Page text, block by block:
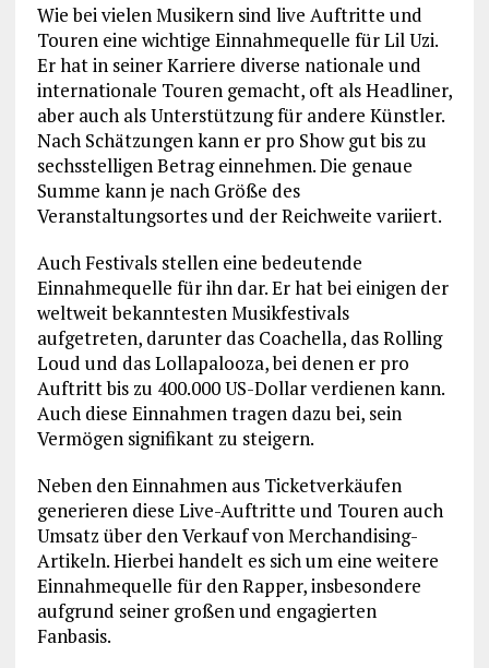
Wie bei vielen Musikern sind live Auftritte und
Touren eine wichtige Einnahmequelle für Lil Uzi.
Er hat in seiner Karriere diverse nationale und
internationale Touren gemacht, oft als Headliner,
aber auch als Unterstützung für andere Künstler.
Nach Schätzungen kann er pro Show gut bis zu
sechsstelligen Betrag einnehmen. Die genaue
Summe kann je nach Größe des
Veranstaltungsortes und der Reichweite variiert.
Auch Festivals stellen eine bedeutende
Einnahmequelle für ihn dar. Er hat bei einigen der
weltweit bekanntesten Musikfestivals
aufgetreten, darunter das Coachella, das Rolling
Loud und das Lollapalooza, bei denen er pro
Auftritt bis zu 400.000 US-Dollar verdienen kann.
Auch diese Einnahmen tragen dazu bei, sein
Vermögen signifikant zu steigern.
Neben den Einnahmen aus Ticketverkäufen
generieren diese Live-Auftritte und Touren auch
Umsatz über den Verkauf von Merchandising-
Artikeln. Hierbei handelt es sich um eine weitere
Einnahmequelle für den Rapper, insbesondere
aufgrund seiner großen und engagierten
Fanbasis.